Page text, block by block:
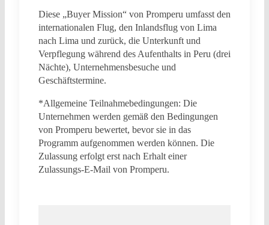
Diese „Buyer Mission“ von Promperu umfasst den
internationalen Flug, den Inlandsflug von Lima
nach Lima und zurück, die Unterkunft und
Verpflegung während des Aufenthalts in Peru (drei
Nächte), Unternehmensbesuche und
Geschäftstermine.
*Allgemeine Teilnahmebedingungen: Die
Unternehmen werden gemäß den Bedingungen
von Promperu bewertet, bevor sie in das
Programm aufgenommen werden können. Die
Zulassung erfolgt erst nach Erhalt einer
Zulassungs-E-Mail von Promperu.